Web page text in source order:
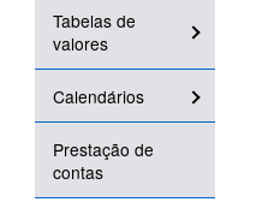
Tabelas de
valores
Calendários
Prestação de
contas